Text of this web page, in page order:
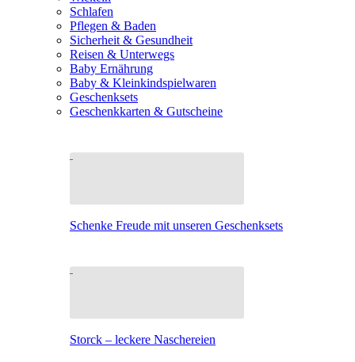
Schlafen
Pflegen & Baden
Sicherheit & Gesundheit
Reisen & Unterwegs
Baby Ernährung
Baby & Kleinkindspielwaren
Geschenksets
Geschenkkarten & Gutscheine
Schenke Freude mit unseren Geschenksets
Storck – leckere Naschereien